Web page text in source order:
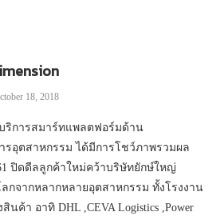
18, 2018
บริการสมาร์ทแพลตฟอร์มด้าน
รอุตสาหกรรม ได้มีการโชว์ภาพรวมผล
ปิดดีลลูกค้าใหม่คว้าบริษัทยักษ์ใหญ่
จากหลากหลายอุตสาหกรรม ทั้งโรงงาน
ค้า อาทิ DHL ,CEVA Logistics ,Power